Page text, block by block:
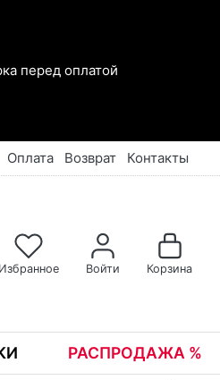
перед оплатой
Оплата Возврат Контакты
Избранное Войти Корзина
РАСПРОДАЖА %